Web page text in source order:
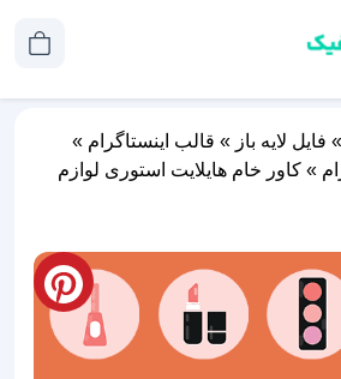
» فایل لایه باز » قالب اینستاگرام »
» کاور خام هایلایت استوری لوازم